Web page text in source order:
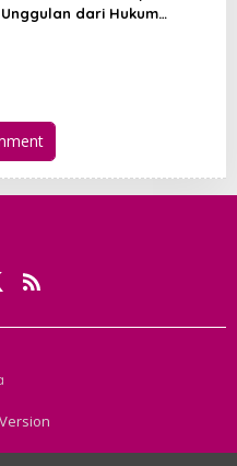
Unggulan dari Hukum